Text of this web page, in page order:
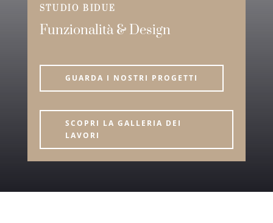
STUDIO BIDUE
Funzionalità & Design
GUARDA I NOSTRI PROGETTI
SCOPRI LA GALLERIA DEI
LAVORI